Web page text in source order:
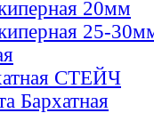
20мм
25-
СТЕЙЧ
Бархатная